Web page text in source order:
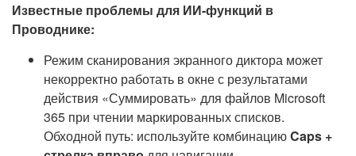
Известные проблемы для ИИ-функций в
Проводнике:
Режим сканирования экранного диктора может
некорректно работать в окне с результатами
действия «Суммировать» для файлов Microsoft
365 при чтении маркированных списков.
Обходной путь: используйте комбинациюCaps +